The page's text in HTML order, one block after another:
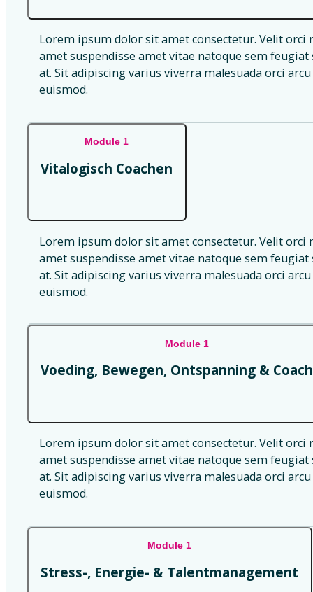
Lorem ipsum dolor sit amet consectetur. Velit
amet suspendisse amet vitae natoque sem
at. Sit adipiscing varius viverra malesuada orci
euismod.
Module 1
Vitalogisch Coachen
Lorem ipsum dolor sit amet consectetur. Velit
amet suspendisse amet vitae natoque sem
at. Sit adipiscing varius viverra malesuada orci
euismod.
Module 1
Voeding, Bewegen, Ontspanning &
Lorem ipsum dolor sit amet consectetur. Velit
amet suspendisse amet vitae natoque sem
at. Sit adipiscing varius viverra malesuada orci
euismod.
Module 1
Stress-, Energie- & Talentmanagement